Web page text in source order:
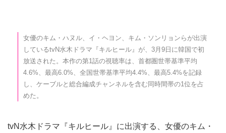
女優のキム・ハヌル、イ・ヘヨン、キム・ソンリョンらが出演
しているtvN水木ドラマ『キルヒール』が、3月9日に韓国で初
放送された。本作の第1話の視聴率は、首都圏世帯基準平均
4.6%、最高6.0%、全国世帯基準平均4.4%、最高5.4%を記録
し、ケーブルと総合編成チャンネルを含む同時間帯の1位を占
めた。
tvN水木ドラマ『キルヒール』に出演する、女優のキム・